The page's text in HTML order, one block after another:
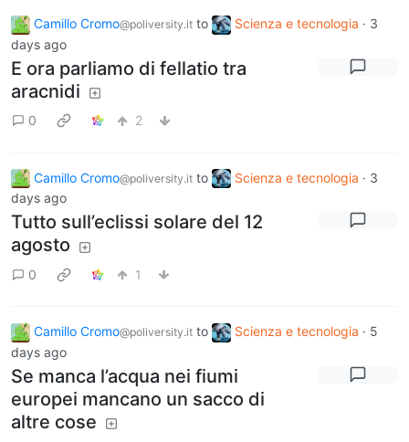
Camillo Cromo@poliversity.it to Scienza e tecnologia · 3
days ago
E ora parliamo di fellatio tra
aracnidi
0 2
Camillo Cromo@poliversity.it to Scienza e tecnologia · 3
days ago
Tutto sull’eclissi solare del 12
agosto
0 1
Camillo Cromo@poliversity.it to Scienza e tecnologia · 5
days ago
Se manca l’acqua nei fiumi
europei mancano un sacco di
altre cose